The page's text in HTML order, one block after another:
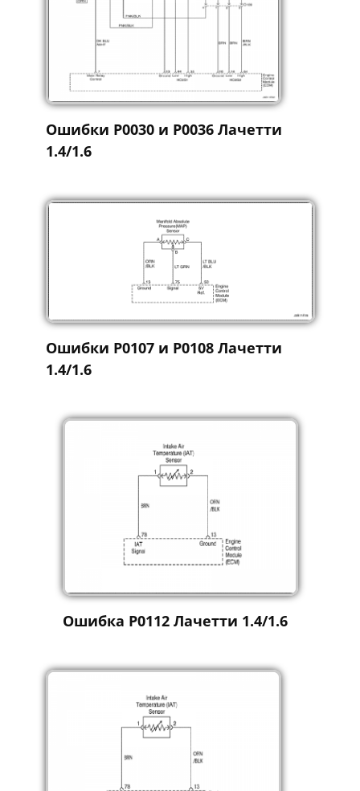
Ошибки Р0030 и Р0036 Лачетти
1.4/1.6
Ошибки Р0107 и Р0108 Лачетти
1.4/1.6
Ошибка P0112 Лачетти 1.4/1.6